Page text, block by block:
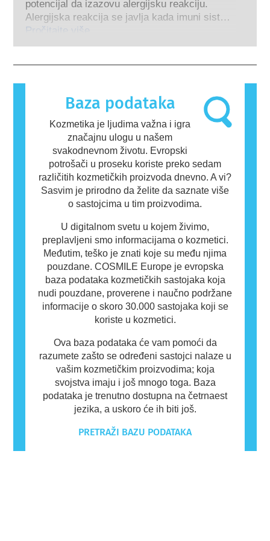
kompanije zakonski obavezne da sprovedu
pokrivaju sve potencijalne rizike, uključujući i
potencijalne endokrine poremećaje.
testiranje na životinjama u cilju procene
bezbednosti kozmetičkih sastojaka i
potencijal da izazovu alergijsku reakciju.
Alergijska reakcija se javlja kada imuni sistem
osobe reaguje na supstance koje su
alergeni za neke ljude. To ne znači da
proizvod nije bezbedan za druge ljude.
Pročitajte više
Baza podataka
Kozmetika je ljudima važna i igra
značajnu ulogu u našem
svakodnevnom životu. Evropski
potrošači u proseku koriste preko sedam
različitih kozmetičkih proizvoda dnevno. A vi?
Sasvim je prirodno da želite da saznate više
o sastojcima u tim proizvodima.
U digitalnom svetu u kojem živimo,
preplavljeni smo informacijama o kozmetici.
Međutim, teško je znati koje su među njima
pouzdane. COSMILE Europe je evropska
baza podataka kozmetičkih sastojaka koja
nudi pouzdane, proverene i naučno podržane
informacije o skoro 30.000 sastojaka koji se
koriste u kozmetici.
Ova baza podataka će vam pomoći da
razumete zašto se određeni sastojci nalaze u
vašim kozmetičkim proizvodima; koja
svojstva imaju i još mnogo toga. Baza
podataka je trenutno dostupna na četrnaest
jezika, a uskoro će ih biti još.
PRETRAŽI BAZU PODATAKA